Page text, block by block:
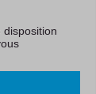
disposition